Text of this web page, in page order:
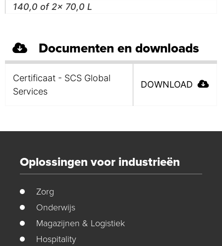
140,0 of 2x 70,0 L
Documenten en downloads
Certificaat - SCS Global
Services
DOWNLOAD
Oplossingen voor industrieën
Zorg
Onderwijs
Magazijnen & Logistiek
Hospitality